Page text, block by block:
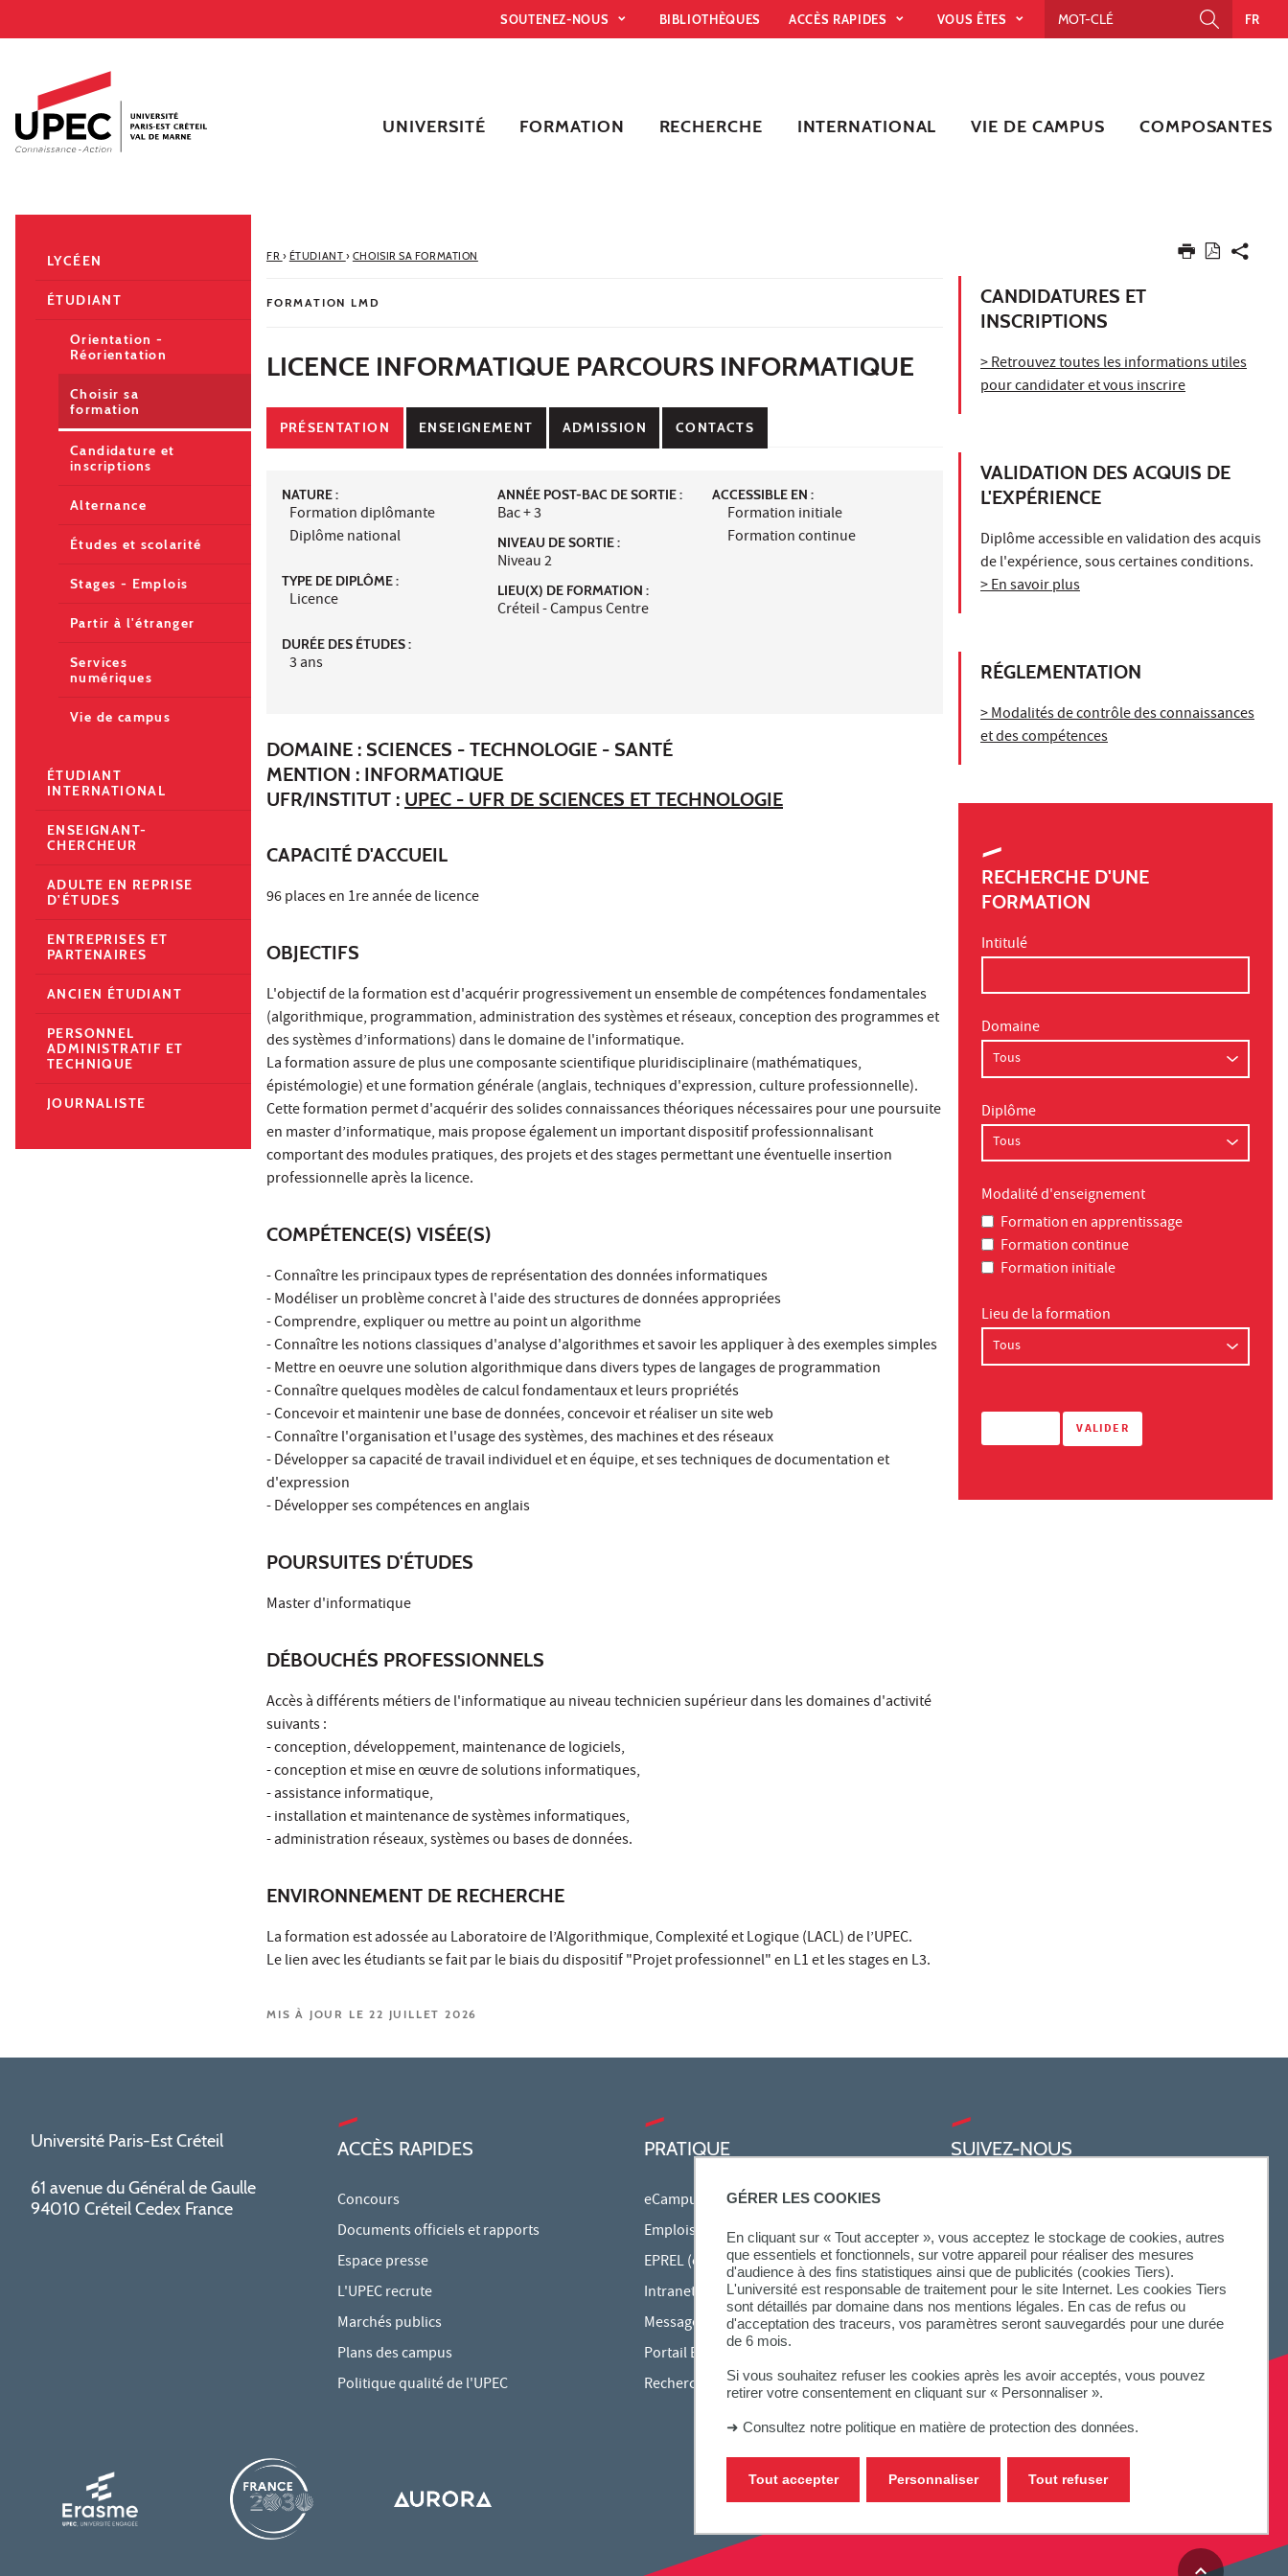
GÉRER LES COOKIES
En cliquant sur « Tout accepter », vous acceptez le stockage de cookies, autres
que essentiels et fonctionnels, sur votre appareil pour réaliser des mesures
d'audience à des fins statistiques ainsi que de publicités (cookies Tiers).
L'université est responsable de traitement pour le site Internet. Les cookies Tiers
sont détaillés par domaine dans nos mentions légales. En cas de refus ou
d'acceptation des traceurs, vos paramètres seront sauvegardés pour une durée
de 6 mois.
Si vous souhaitez refuser les cookies après les avoir acceptés, vous pouvez
retirer votre consentement en cliquant sur « Personnaliser ».
➜ Consultez notre politique en matière de protection des données.
Tout accepter Tout refuser
Personnaliser
Accès directs
Recherche
Navigation secondaire
SOUTENEZ-NOUS BIBLIOTHÈQUES ACCÈS RAPIDES VOUS ÊTES FR
UNIVERSITÉ FORMATION RECHERCHE INTERNATIONAL VIE DE CAMPUS COMPOSANTES
FR › ÉTUDIANT › CHOISIR SA FORMATION
FORMATION LMD
LICENCE INFORMATIQUE PARCOURS INFORMATIQUE
PRÉSENTATION ENSEIGNEMENT ADMISSION CONTACTS
NATURE :
Formation diplômante
Diplôme national
TYPE DE DIPLÔME :
Licence
DURÉE DES ÉTUDES :
3 ans
ANNÉE POST-BAC DE SORTIE :
Bac + 3
NIVEAU DE SORTIE :
Niveau 2
LIEU(X) DE FORMATION :
Créteil - Campus Centre
ACCESSIBLE EN :
Formation initiale
Formation continue
DOMAINE : SCIENCES - TECHNOLOGIE - SANTÉ
MENTION : INFORMATIQUE
UFR/INSTITUT : UPEC - UFR DE SCIENCES ET TECHNOLOGIE
CAPACITÉ D'ACCUEIL
96 places en 1re année de licence
OBJECTIFS
L'objectif de la formation est d'acquérir progressivement un ensemble de compétences fondamentales
(algorithmique, programmation, administration des systèmes et réseaux, conception des programmes et
des systèmes d’informations) dans le domaine de l'informatique.
La formation assure de plus une composante scientifique pluridisciplinaire (mathématiques,
épistémologie) et une formation générale (anglais, techniques d'expression, culture professionnelle).
Cette formation permet d'acquérir des solides connaissances théoriques nécessaires pour une poursuite
en master d’informatique, mais propose également un important dispositif professionnalisant
comportant des modules pratiques, des projets et des stages permettant une éventuelle insertion
professionnelle après la licence.
COMPÉTENCE(S) VISÉE(S)
- Connaître les principaux types de représentation des données informatiques
- Modéliser un problème concret à l'aide des structures de données appropriées
- Comprendre, expliquer ou mettre au point un algorithme
- Connaître les notions classiques d'analyse d'algorithmes et savoir les appliquer à des exemples simples
- Mettre en oeuvre une solution algorithmique dans divers types de langages de programmation
- Connaître quelques modèles de calcul fondamentaux et leurs propriétés
- Concevoir et maintenir une base de données, concevoir et réaliser un site web
- Connaître l'organisation et l'usage des systèmes, des machines et des réseaux
- Développer sa capacité de travail individuel et en équipe, et ses techniques de documentation et
d'expression
- Développer ses compétences en anglais
POURSUITES D'ÉTUDES
Master d'informatique
DÉBOUCHÉS PROFESSIONNELS
Accès à différents métiers de l'informatique au niveau technicien supérieur dans les domaines d'activité
suivants :
- conception, développement, maintenance de logiciels,
- conception et mise en œuvre de solutions informatiques,
- assistance informatique,
- installation et maintenance de systèmes informatiques,
- administration réseaux, systèmes ou bases de données.
ENVIRONNEMENT DE RECHERCHE
La formation est adossée au Laboratoire de l’Algorithmique, Complexité et Logique (LACL) de l’UPEC.
Le lien avec les étudiants se fait par le biais du dispositif "Projet professionnel" en L1 et les stages en L3.
MIS À JOUR LE 22 JUILLET 2026
CANDIDATURES ET
INSCRIPTIONS
> Retrouvez toutes les informations utiles
pour candidater et vous inscrire
VALIDATION DES ACQUIS DE
L'EXPÉRIENCE
Diplôme accessible en validation des acquis
de l'expérience, sous certaines conditions.
> En savoir plus
RÉGLEMENTATION
> Modalités de contrôle des connaissances
et des compétences
RECHERCHE D'UNE
FORMATION
Intitulé
Domaine
Diplôme
Modalité d'enseignement
Formation en apprentissage
Formation continue
Formation initiale
Lieu de la formation
LYCÉEN
ÉTUDIANT
Orientation -
Réorientation
Choisir sa
formation
Candidature et
inscriptions
Alternance
Études et scolarité
Stages - Emplois
Partir à l'étranger
Services
numériques
Vie de campus
ÉTUDIANT
INTERNATIONAL
ENSEIGNANT-
CHERCHEUR
ADULTE EN REPRISE
D'ÉTUDES
ENTREPRISES ET
PARTENAIRES
ANCIEN ÉTUDIANT
PERSONNEL
ADMINISTRATIF ET
TECHNIQUE
JOURNALISTE
Université Paris-Est Créteil
61 avenue du Général de Gaulle
94010 Créteil Cedex France
ACCÈS RAPIDES
Concours
Documents officiels et rapports
Espace presse
L'UPEC recrute
Marchés publics
Plans des campus
Politique qualité de l'UPEC
PRATIQUE
eCampus
Emplois du temps en ligne
EPREL (cours en ligne)
Intranet des personnels
Messagerie étudiante
Portail Bu Athéna
Rechercher une formation
SUIVEZ-NOUS